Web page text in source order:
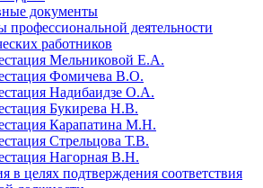
документы
профессиональной деятельности
работников
Мельниковой Е.А.
Фомичева В.О.
Надибаидзе О.А.
Букирева Н.В.
Карапатина М.Н.
Стрельцова Т.В.
Нагорная В.Н.
в целях подтверждения соответствия